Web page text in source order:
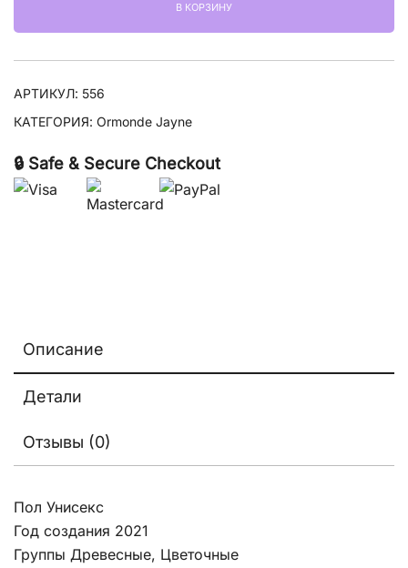
Evernia
В КОРЗИНУ
АРТИКУЛ: 556
КАТЕГОРИЯ: Ormonde Jayne
🔒 Safe & Secure Checkout
Описание
Детали
Отзывы (0)
Пол Унисекс
Год создания 2021
Группы Древесные, Цветочные